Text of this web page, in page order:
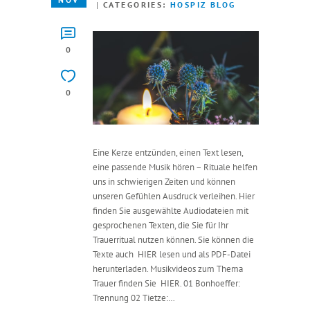
0
0
CATEGORIES:HOSPIZ BLOG
Eine Kerze entzünden, einen Text lesen,
eine passende Musik hören – Rituale helfen
uns in schwierigen Zeiten und können
unseren Gefühlen Ausdruck verleihen. Hier
finden Sie ausgewählte Audiodateien mit
gesprochenen Texten, die Sie für Ihr
Trauerritual nutzen können. Sie können die
Texte auch HIER lesen und als PDF-Datei
herunterladen. Musikvideos zum Thema
Trauer finden Sie HIER. 01 Bonhoeffer:
Trennung 02 Tietze:…